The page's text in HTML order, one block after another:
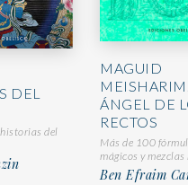
DEL
del
MAGUID
MEISHARIM.
ÁNGEL DE
RECTOS
Más de 100
mágicos y mezclas
Ben Efraim